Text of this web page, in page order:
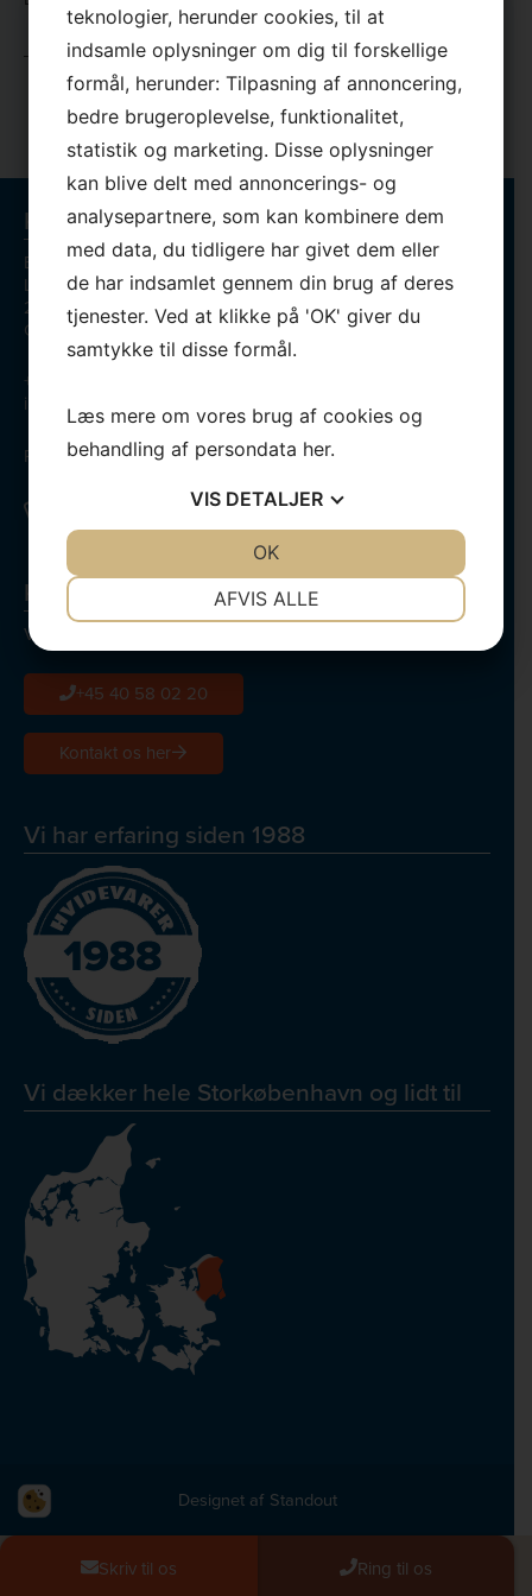
*
Kontaktinformation
Bega Serviceteknik/Bent Gredal
Lundagervej 18
2740 Skovlunde
CVR-nr.:56722858
+45 40 58 02 20
info@bega.dk
Persondatapolitik
Kontakt os
Vi rykker hurtigt ud, og servicerer normalt indenfor 24 timer
+45 40 58 02 20
Kontakt os her
Vi har erfaring siden 1988
Vi dækker hele Storkøbenhavn og lidt til
Designet af Standout
Skriv til os Ring til os
teknologier, herunder cookies, til at
indsamle oplysninger om dig til forskellige
formål, herunder: Tilpasning af annoncering,
bedre brugeroplevelse, funktionalitet,
statistik og marketing. Disse oplysninger
kan blive delt med annoncerings- og
analysepartnere, som kan kombinere dem
med data, du tidligere har givet dem eller
de har indsamlet gennem din brug af deres
tjenester. Ved at klikke på 'OK' giver du
samtykke til disse formål.
Læs mere om vores brug af cookies og
behandling af persondata her.
VIS DETALJER
MARKETING
AFVIS ALLE
OK